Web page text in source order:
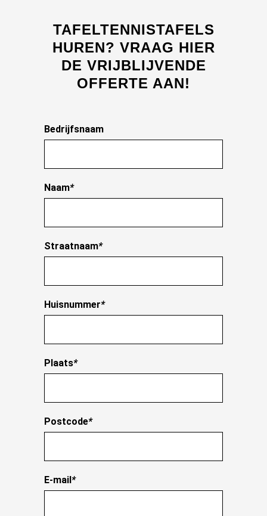
TAFELTENNISTAFELS
HUREN? VRAAG HIER
DE VRIJBLIJVENDE
OFFERTE AAN!
Bedrijfsnaam
Naam*
Straatnaam*
Huisnummer*
Plaats*
Postcode*
E-mail *